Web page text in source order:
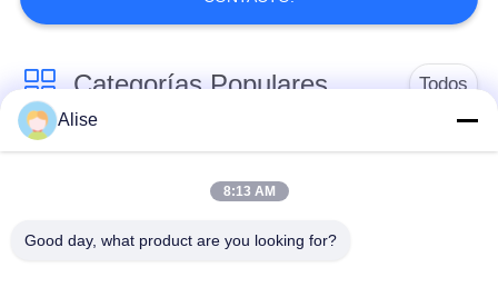
Categorías Populares Todos
desplazamiento de
Alise
8:13 AM
Good day, what product are you looking for?